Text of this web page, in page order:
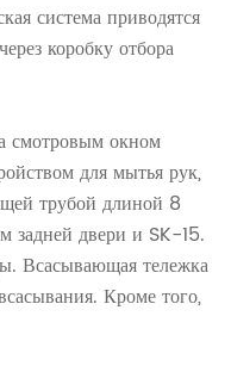
система приводятся
коробку отбора
смотровым окном
для мытья рук,
трубой длиной 8
задней двери и SK-15.
Всасывающая тележка
Кроме того,